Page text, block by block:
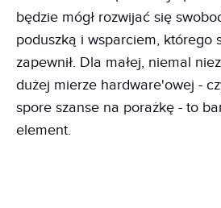
będzie mógł rozwijać się
poduszką i wsparciem, którego
zapewnił. Dla małej, niemal
dużej mierze hardware'owej -
spore szanse na porażkę - to
element.